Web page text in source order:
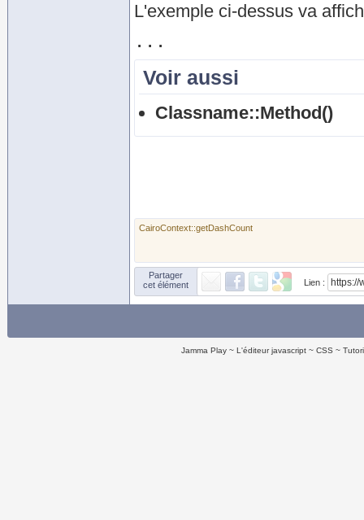
L'exemple ci-dessus va
Voir aussi
Classname::Method()
CairoContext::getDashCount
Partager
cet élément
Lien :
Jamma Play L'éditeur javascript CSS